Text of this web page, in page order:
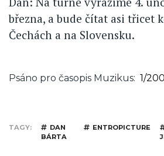
března, a bude čítat asi třicet
Čechách a na Slovensku.
Psáno pro časopis Muzikus 1/
TAGY
DAN
BÁRTA
ENTROPICTURE